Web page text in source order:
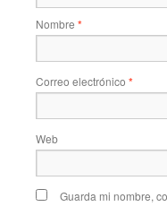
Nombre *
Correo electrónico *
Web
Guarda mi nombre,